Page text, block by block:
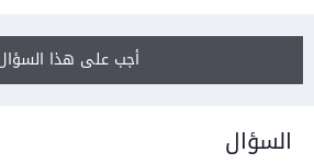
أجب على هذا السؤال
السؤال